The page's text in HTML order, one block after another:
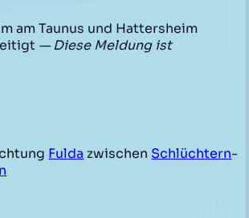
am Taunus und Hattersheim
— Diese Meldung ist
Fulda zwischen Schlüchtern-